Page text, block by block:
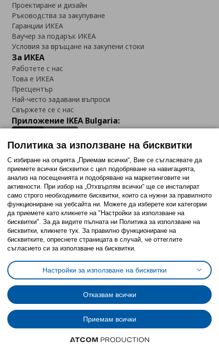
Проектиране и дизайн
Ръководства за закупуване
Гаранции ИКЕА
Ваучер за подарък ИКЕА
Условия за връщане на закупени стоки
За ИКЕА
Работете с нас
Това е ИКЕА
Пресцентър
Най-често задавани въпроси
Свържете се с нас
Приложение IKEA Bulgaria:
Последвайте ни:
FacebookTwitterYoutubePinterestInstagram
Политика за използване на бисквитки (Cookies)
Избор на настройки за използване на бисквитки
Условия за ползване на ikea.bgОбща политика за личните данни
Политика за защита на личните данни на ikea.bg
Общи условия на програма IKEA Family
Политика за защита на лични данни на програма IKEA Family
© Inter-IKEA Systems B.V. 1999 - 2025
Политика за използване на бисквитки
С избиране на опцията „Приемам всички“, Вие се съгласявате да
приемете всички бисквитки с цел подобряване на навигацията,
анализ на посещенията и подобряване на маркетинговите ни
активности. При избор на „Отхвърлям всички“ ще се инсталират
само строго необходимитe бисквитки, които са нужни за правилното
функциониране на уебсайта ни. Можете да изберете кои категории
да приемете като кликнете на "Настройки за използване на
бисквитки". За да видите пълната ни Политика за използване на
бисквитки, кликнете тук. За правилно функциониране на
бисквитките, опреснете страницата в случай, че оттеглите
съгласието си за използване на бисквитки.
Настройки за използване на бисквитки
Отказвам всички
Приемам всички